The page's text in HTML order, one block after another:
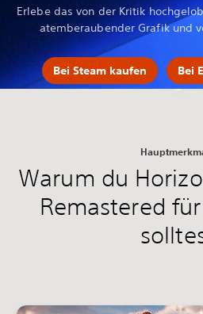
Erlebe das von der Kritik
atemberaubender Grafik und
Bei Steam kaufen Bei
Warum du
Remastered